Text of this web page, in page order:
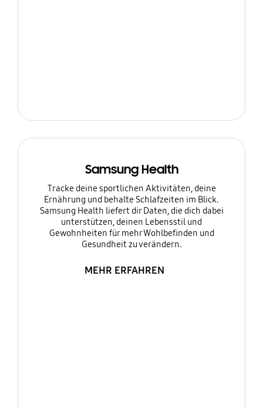
Samsung Health
Tracke deine sportlichen Aktivitäten, deine
Ernährung und behalte Schlafzeiten im Blick.
Samsung Health liefert dir Daten, die dich dabei
unterstützen, deinen Lebensstil und
Gewohnheiten für mehr Wohlbefinden und
Gesundheit zu verändern.
MEHR ERFAHREN